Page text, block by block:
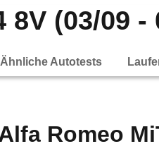
(03/09 -
Ähnliche Autotests
Romeo